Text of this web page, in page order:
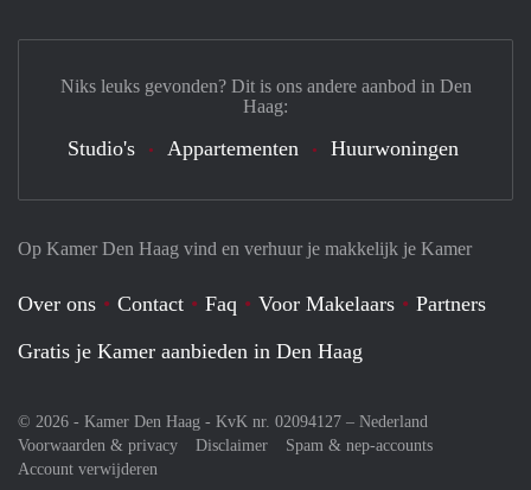
Op Kamer Den Haag vind en verhuur je makkelijk je Kamer
Over ons Contact Faq Voor Makelaars
Partners
Gratis je Kamer aanbieden in Den Haag
© 2026 - Kamer Den Haag - KvK nr. 02094127 – Nederland
Voorwaarden & privacy
Disclaimer
Spam & nep-accounts
Account verwijderen
Niks leuks gevonden? Dit is ons andere aanbod in Den
Haag:
Studio's Appartementen Huurwoningen